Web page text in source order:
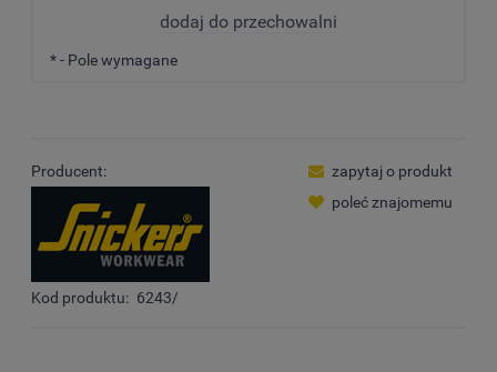
dodaj do przechowalni
*- Pole wymagane
Producent:
Kod produktu: 6243/
zapytaj o produkt
poleć znajomemu